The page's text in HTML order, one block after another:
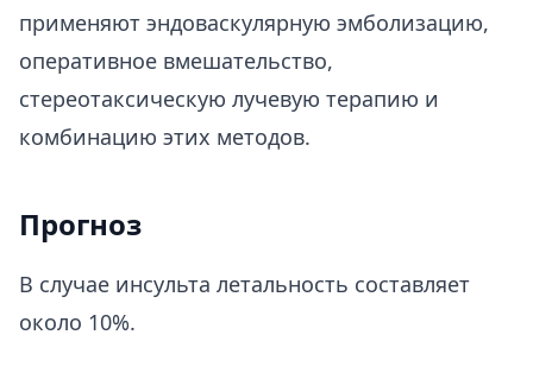
применяют эндоваскулярную эмболизацию,
оперативное вмешательство,
стереотаксическую лучевую терапию и
комбинацию этих методов.
Прогноз
В случае инсульта летальность составляет
около 10%.